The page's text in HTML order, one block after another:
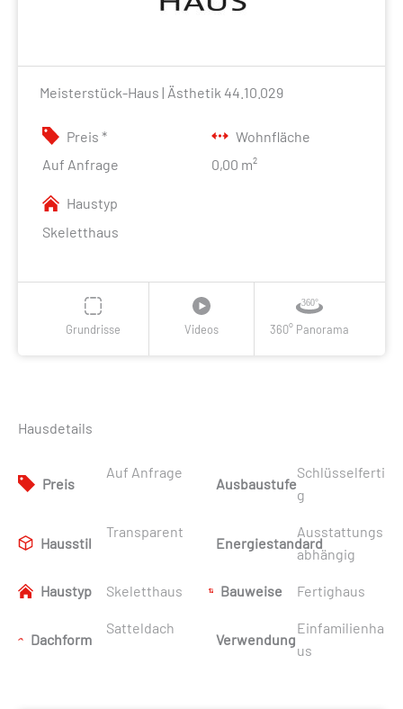
Meisterstück-Haus | Ästhetik 44.10.029
Preis *
Auf Anfrage
Wohnfläche
0,00 m²
Haustyp
Skeletthaus
Grundrisse Videos 360° Panorama
Hausdetails
Preis
Auf Anfrage
Ausbaustufe
Schlüsselferti
g
Hausstil
Transparent
Energiestandard
Ausstattungs
abhängig
Haustyp Skeletthaus Bauweise Fertighaus
Dachform
Satteldach
Verwendung
Einfamilienha
us